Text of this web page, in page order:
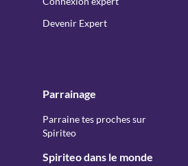
Devenir Expert
Parrainage
Parraine tes proches sur
Spiriteo
Spiriteo dans le monde